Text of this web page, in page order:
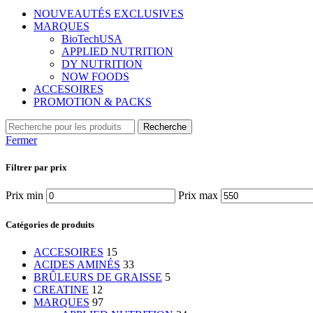
NOUVEAUTÉS EXCLUSIVES
MARQUES
BioTechUSA
APPLIED NUTRITION
DY NUTRITION
NOW FOODS
ACCESOIRES
PROMOTION & PACKS
Recherche
Fermer
Filtrer par prix
Prix min Prix max
Catégories de produits
ACCESOIRES 15
ACIDES AMINÉS 33
BRÛLEURS DE GRAISSE 5
CREATINE 12
MARQUES 97